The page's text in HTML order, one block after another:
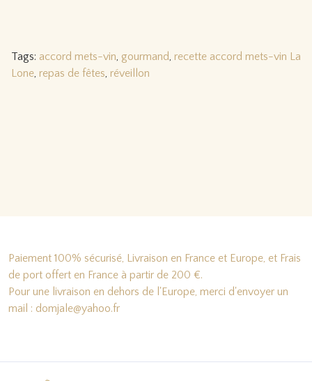
Tags: accord mets-vin, gourmand, recette accord mets-vin La
Lone, repas de fêtes, réveillon
Paiement 100% sécurisé, Livraison en France et Europe, et Frais
de port offert en France à partir de 200 €.
Pour une livraison en dehors de l'Europe, merci d'envoyer un
mail : domjale@yahoo.fr